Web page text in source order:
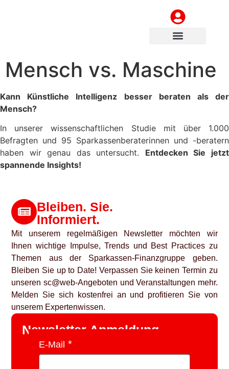
Mensch vs. Maschine
Kann Künstliche Intelligenz besser beraten als der
Mensch?
In unserer wissenschaftlichen Studie mit über 1.000
Befragten und 95 Sparkassenberaterinnen und -beratern
haben wir genau das untersucht. Entdecken Sie jetzt
spannende Insights!
Newsletter Anmeldung
E-Mail
Bleiben. Sie.
Informiert.
Mit unserem regelmäßigen Newsletter möchten wir
Ihnen wichtige Impulse, Trends und Best Practices zu
Themen aus der Sparkassen-Finanzgruppe geben.
Bleiben Sie up to Date! Verpassen Sie keinen Termin zu
unseren sc@web-Angeboten und Veranstaltungen mehr.
Melden Sie sich kostenfrei an und profitieren Sie von
unserem Expertenwissen.